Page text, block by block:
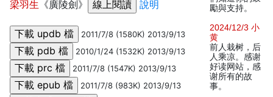
梁羽生 《廣陵劍》 說明
2011/7/8 (1580K) 2013/9/13
2010/1/24 (1532K) 2013/9/13
2011/7/8 (1547K) 2013/9/13
2011/7/8 (983K) 2013/9/13
勵與支持。
2024/12/3 小
黄
前人栽树，后
人乘凉。感谢
好读网站，感
谢所有的故
事。